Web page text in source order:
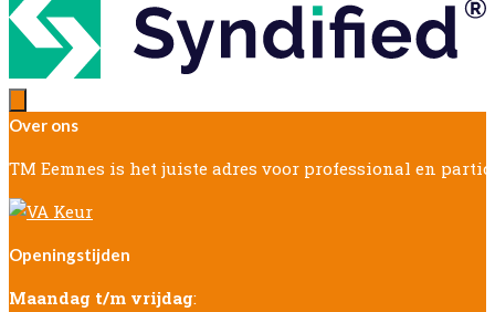
Over ons
TM Eemnes is het juiste adres voor professional en
Openingstijden
Maandag t/m vrijdag: